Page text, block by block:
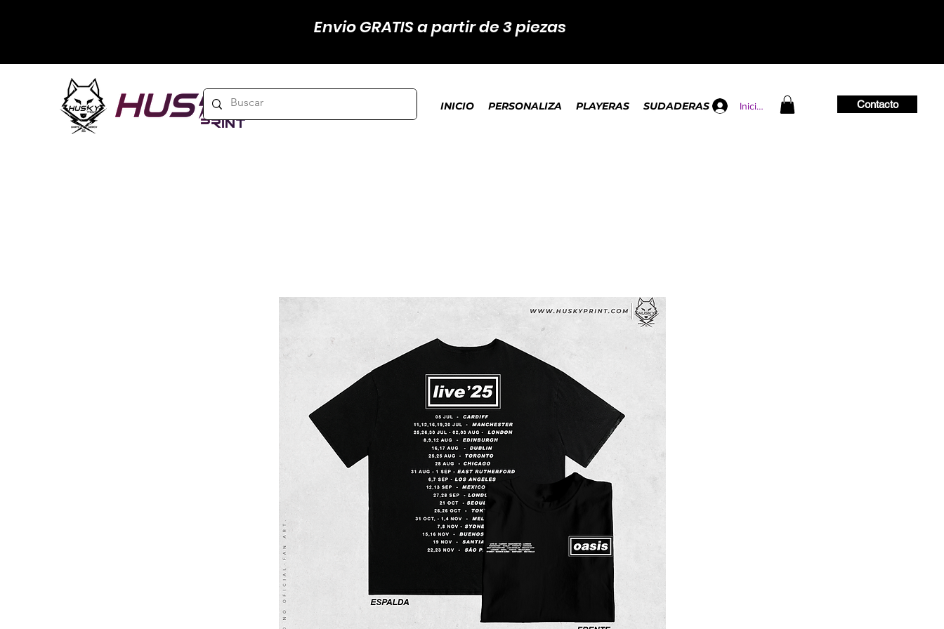
Envio GRATIS a partir de 3 piezas
INICIO PERSONALIZA PLAYERAS SUDADERAS Iniciar sesión Contacto